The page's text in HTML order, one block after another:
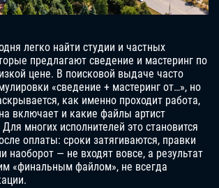
легко найти студии и частных
предлагают сведение и мастеринг по
цене. В поисковой выдаче часто
«сведение + мастеринг от…», но
как именно проходит работа,
включает и какие файлы артист
многих исполнителей это становится
оплаты: сроки затягиваются, правки
наоборот — не входят вовсе, а результат
«финальным файлом», не всегда